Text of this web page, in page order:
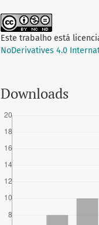
Este trabalho está
NoDerivatives 4.0
Downloads